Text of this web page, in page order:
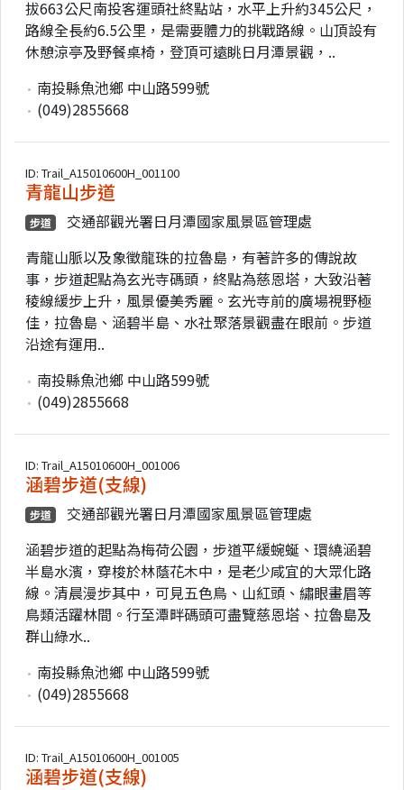
拔663公尺南投客運頭社終點站，水平上升約345公尺，
路線全長約6.5公里，是需要體力的挑戰路線。山頂設有
休憩涼亭及野餐桌椅，登頂可遠眺日月潭景觀，..
南投縣魚池鄉 中山路599號
(049)2855668
ID: Trail_A15010600H_001100
青龍山步道
步道
交通部觀光署日月潭國家風景區管理處
青龍山脈以及象徵龍珠的拉魯島，有著許多的傳說故
事，步道起點為玄光寺碼頭，終點為慈恩塔，大致沿著
稜線緩步上升，風景優美秀麗。玄光寺前的廣場視野極
佳，拉魯島、涵碧半島、水社聚落景觀盡在眼前。步道
沿途有運用..
南投縣魚池鄉 中山路599號
(049)2855668
ID: Trail_A15010600H_001006
涵碧步道(支線)
步道
交通部觀光署日月潭國家風景區管理處
涵碧步道的起點為梅荷公園，步道平緩蜿蜒、環繞涵碧
半島水濱，穿梭於林蔭花木中，是老少咸宜的大眾化路
線。清晨漫步其中，可見五色鳥、山紅頭、繡眼畫眉等
鳥類活躍林間。行至潭畔碼頭可盡覽慈恩塔、拉魯島及
群山綠水..
南投縣魚池鄉 中山路599號
(049)2855668
ID: Trail_A15010600H_001005
涵碧步道(支線)